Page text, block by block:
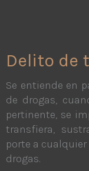
Delito de
Se entiende en
de drogas,
pertinente, se
transfiera,
porte a
drogas.